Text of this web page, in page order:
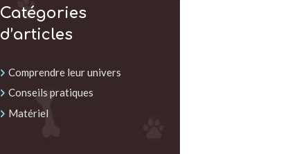
Catégories
d’articles
Comprendre leur univers
Conseils pratiques
Matériel